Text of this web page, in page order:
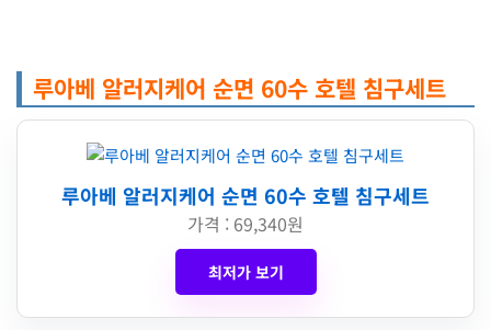
루아베 알러지케어 순면 60수 호텔 침구세트
루아베 알러지케어 순면 60수 호텔 침구세트
가격 : 69,340원
최저가 보기